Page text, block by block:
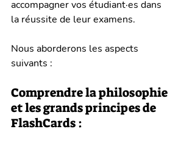
accompagner vos étudiant·es dans
la réussite de leur examens.
Nous aborderons les aspects
suivants :
Comprendre la philosophie
et les grands principes de
FlashCards :